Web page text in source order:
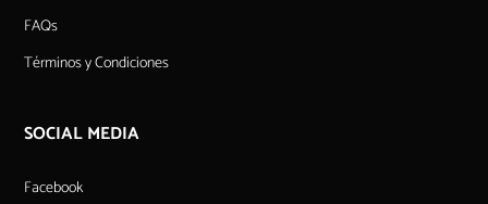
FAQs
Términos y Condiciones
SOCIAL MEDIA
Facebook